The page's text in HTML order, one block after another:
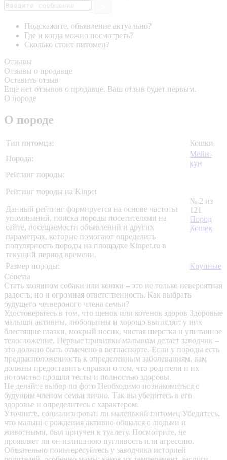
Подскажите, объявление актуально?
Где и когда можно посмотреть?
Сколько стоит питомец?
Отзывы
Отзывы о продавце
Оставить отзыв
Еще нет отзывов о продавце. Ваш отзыв будет первым.
О породе
О породе
Тип питомца:
Кошки
Порода:
Мейн-
кун
Рейтинг породы:
Рейтинг породы на Kinpet
Данный рейтинг формируется на основе частоты
упоминаний, поиска породы посетителями на
сайте, посещаемости объявлений и других
параметрах, которые помогают определить
популярность породы на площадке Kinpet.ru в
текущий период времени.
№ 2 из
121
Пород
Кошек
Размер породы:
Крупные
Советы
Стать хозяином собаки или кошки – это не только невероятная
радость, но и огромная ответственность. Как выбрать
будущего четвероного члена семьи?
Удостоверьтесь в том, что щенок или котенок здоров Здоровые
малыши активны, любопытны и хорошо выглядят: у них
блестящие глазки, мокрый носик, чистая шерстка и упитанное
телосложение. Первые прививки малышам делает заводчик –
это должно быть отмечено в ветпаспорте. Если у породы есть
предрасположенность к определенным заболеваниям, вам
должны предоставить справки о том, что родители и их
потомство прошли тесты и полностью здоровы.
Не делайте выбор по фото Необходимо познакомиться с
будущим членом семьи лично. Так вы убедитесь в его
здоровье и определитесь с характером.
Уточните, социализирован ли маленький питомец Убедитесь,
что малыш с рождения активно общался с людьми и
животными, был приучен к туалету. Посмотрите, не
проявляет ли он излишнюю пугливость или агрессию.
Обязательно поинтересуйтесь у заводчика историей